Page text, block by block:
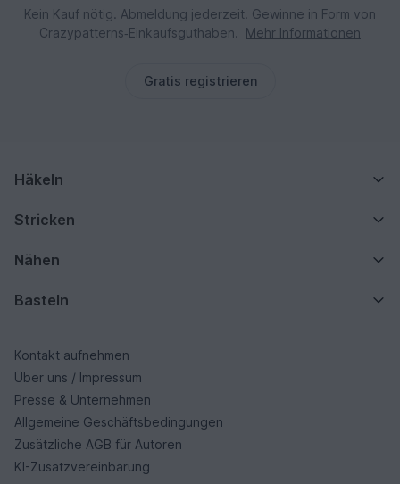
Kein Kauf nötig. Abmeldung jederzeit. Gewinne in Form von
Crazypatterns‑Einkaufsguthaben.
Mehr Informationen
Gratis registrieren
Häkeln
Stricken
Nähen
Basteln
Kontakt aufnehmen
Über uns / Impressum
Presse & Unternehmen
Allgemeine Geschäftsbedingungen
Zusätzliche AGB für Autoren
KI-Zusatzvereinbarung